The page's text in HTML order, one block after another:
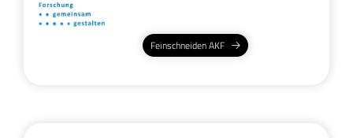
Feinschneiden AKF